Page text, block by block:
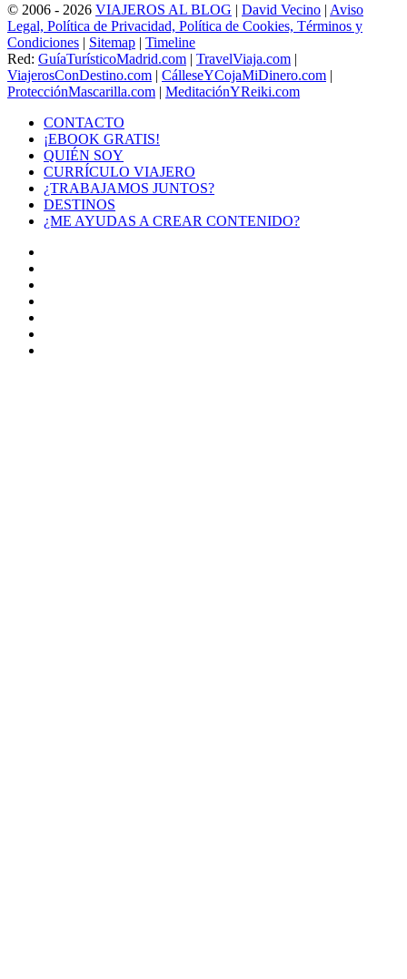
© 2006 - 2026 VIAJEROS AL BLOG | David Vecino | Aviso
Legal, Política de Privacidad, Política de Cookies, Términos y
Condiciones | Sitemap | Timeline
Red: GuíaTurísticoMadrid.com | TravelViaja.com |
ViajerosConDestino.com | CálleseYCojaMiDinero.com |
ProtecciónMascarilla.com | MeditaciónYReiki.com
CONTACTO
¡EBOOK GRATIS!
QUIÉN SOY
CURRÍCULO VIAJERO
¿TRABAJAMOS JUNTOS?
DESTINOS
¿ME AYUDAS A CREAR CONTENIDO?